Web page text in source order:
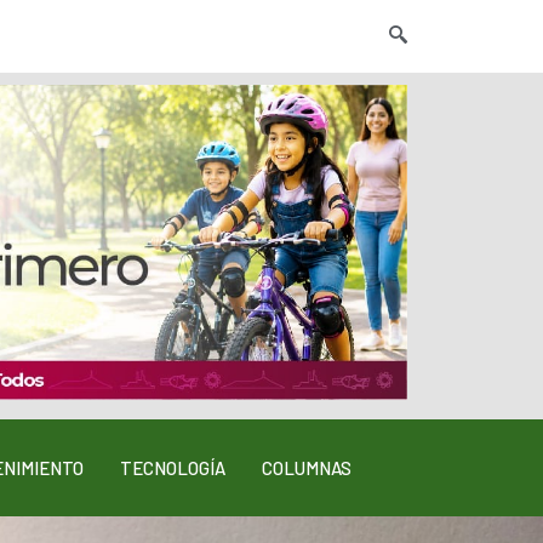
TECNOLOGÍA COLUMNAS